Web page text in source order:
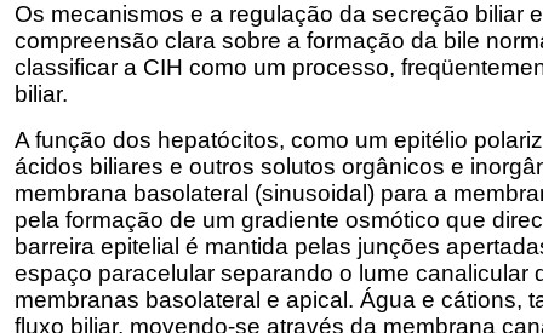
Os mecanismos e a regulação da secreção biliar
compreensão clara sobre a formação da bile
classificar a CIH como um processo,
biliar.
A função dos hepatócitos, como um epitélio
ácidos biliares e outros solutos orgânicos e
membrana basolateral (sinusoidal) para a
pela formação de um gradiente osmótico que
barreira epitelial é mantida pelas junções
espaço paracelular separando o lume canalicular
membranas basolateral e apical. Água e cátions,
fluxo biliar, movendo-se através da membrana